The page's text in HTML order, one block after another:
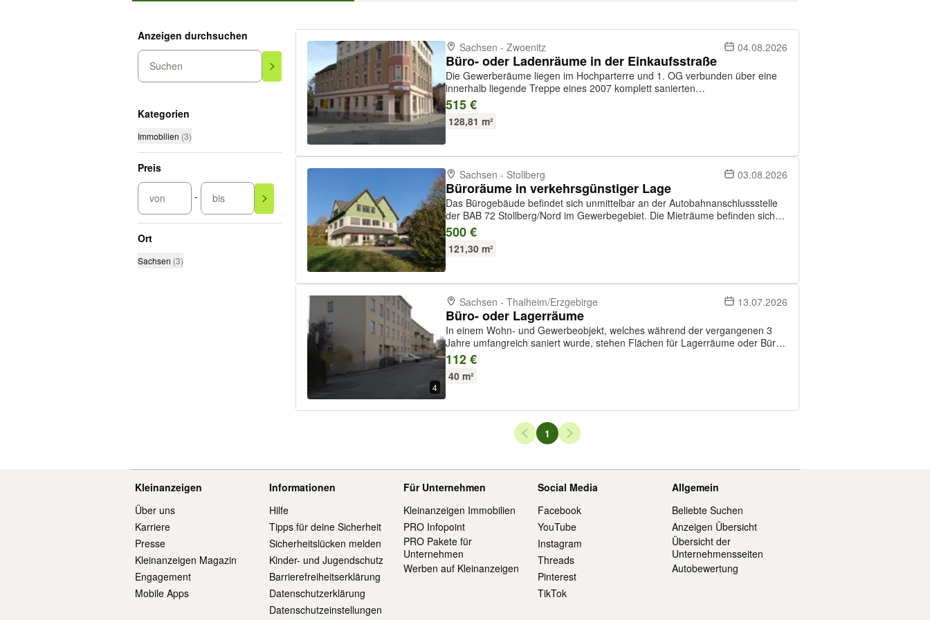
Anzeigen durchsuchen
Suchen
Kategorien
Immobilien (3)
Preis
von - bis
Ort
Sachsen (3)
Sachsen - Zwoenitz 04.08.2026
Büro- oder Ladenräume in der Einkaufsstraße
Die Gewerberäume liegen im Hochparterre und 1. OG verbunden über eine
innerhalb liegende Treppe eines 2007 komplett sanierten
Mehrfamilienhauses. Das Gebäude besitzt im Erdgeschoss 3
Gewerbeeinheiten sowie in den 3 darüber gelegenen Geschossen ins...
515 €
128,81 m²
Sachsen - Stollberg 03.08.2026
Büroräume in verkehrsgünstiger Lage
Das Bürogebäude befindet sich unmittelbar an der Autobahnanschlussstelle
der BAB 72 Stollberg/Nord im Gewerbegebiet. Die Mieträume befinden sich
im 1. Obergeschoss. Im Erd- und Dachgeschoss des Hauses sind ein
Logistikbüro sowie eine Praxis ansäss...
500 €
121,30 m²
4
Sachsen - Thalheim/Erzgebirge 13.07.2026
Büro- oder Lagerräume
In einem Wohn- und Gewerbeobjekt, welches während der vergangenen 3
Jahre umfangreich saniert wurde, stehen Flächen für Lagerräume oder Büros
zur Verfügung. Die Nutzflächen von ca. 40 m² bis ca. 300 m² können
entsprechend den gewünschten Größen un...
112 €
40 m²
Seiten-Navigation
Seite
1
Kleinanzeigen
Über uns
Karriere
Presse
Kleinanzeigen Magazin
Engagement
Mobile Apps
Informationen
Hilfe
Tipps für deine Sicherheit
Sicherheitslücken melden
Kinder- und Jugendschutz
Barrierefreiheitserklärung
Datenschutzerklärung
Datenschutzeinstellungen
Für Unternehmen
Kleinanzeigen Immobilien
PRO Infopoint
PRO Pakete für
Unternehmen
Werben auf Kleinanzeigen
Social Media
Facebook
YouTube
Instagram
Threads
Pinterest
TikTok
Allgemein
Beliebte Suchen
Anzeigen Übersicht
Übersicht der
Unternehmensseiten
Autobewertung